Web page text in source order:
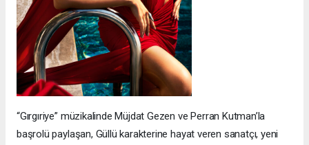
“Gırgıriye” müzikalinde Müjdat Gezen ve Perran Kutman’la
başrolü paylaşan, Güllü karakterine hayat veren sanatçı, yeni